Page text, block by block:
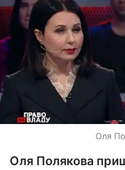
Оля
Оля Полякова